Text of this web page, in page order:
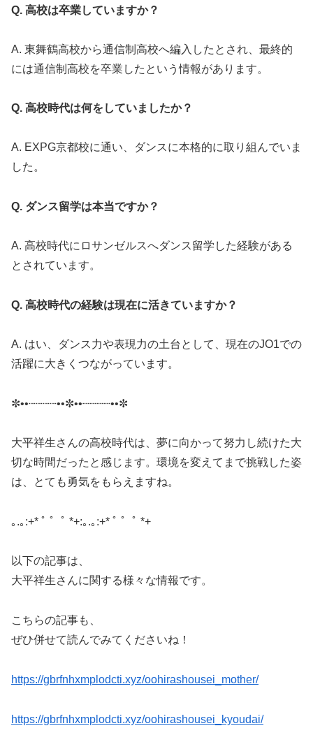
Q. 高校は卒業していますか？
A. 東舞鶴高校から通信制高校へ編入したとされ、最終的
には通信制高校を卒業したという情報があります。
Q. 高校時代は何をしていましたか？
A. EXPG京都校に通い、ダンスに本格的に取り組んでいま
した。
Q. ダンス留学は本当ですか？
A. 高校時代にロサンゼルスへダンス留学した経験がある
とされています。
Q. 高校時代の経験は現在に活きていますか？
A. はい、ダンス力や表現力の土台として、現在のJO1での
活躍に大きくつながっています。
✼••┈┈┈┈••✼••┈┈┈┈••✼
大平祥生さんの高校時代は、夢に向かって努力し続けた大
切な時間だったと感じます。環境を変えてまで挑戦した姿
は、とても勇気をもらえますね。
｡.｡:+* ﾟ ゜ﾟ *+:｡.｡:+* ﾟ ゜ﾟ *+
以下の記事は、
大平祥生さんに関する様々な情報です。
こちらの記事も、
ぜひ併せて読んでみてくださいね！
https://gbrfnhxmplodcti.xyz/oohirashousei_mother/
https://gbrfnhxmplodcti.xyz/oohirashousei_kyoudai/